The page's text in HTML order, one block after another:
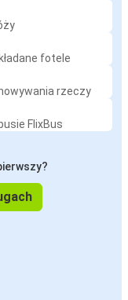
fotele
rzeczy
FlixBus